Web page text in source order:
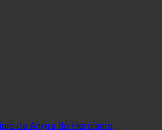
de Angra do Heroísmo